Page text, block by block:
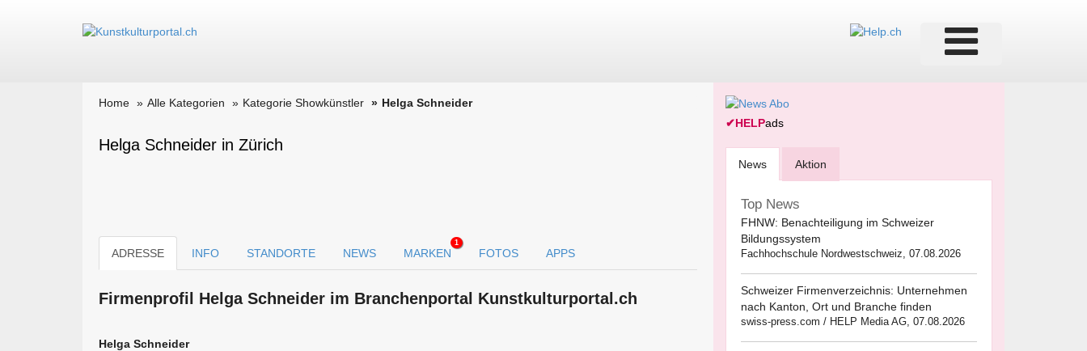
Home Alle Kategorien Kategorie Showkünstler Helga Schneider
Helga Schneider in Zürich
ADRESSE INFO STANDORTE NEWS MARKEN
1
FOTOS APPS
Firmen­profil Helga Schneider im Branchen­portal Kunstkulturportal.ch
Helga Schneider
✔HELPads
News Aktion
Top News
FHNW: Benachteiligung im Schweizer
Bildungssystem
Fachhochschule Nordwestschweiz, 07.08.2026
Schweizer Firmenverzeichnis: Unternehmen
nach Kanton, Ort und Branche finden
swiss-press.com / HELP Media AG, 07.08.2026